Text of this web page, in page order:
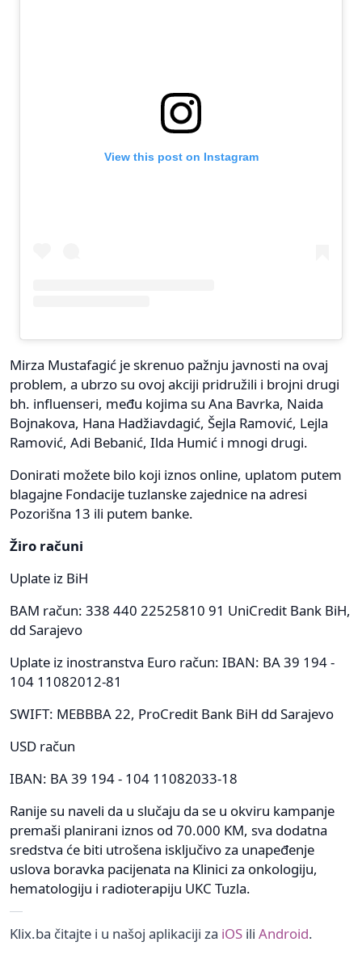
View this post on Instagram
Mirza Mustafagić je skrenuo pažnju javnosti na ovaj
problem, a ubrzo su ovoj akciji pridružili i brojni drugi
bh. influenseri, među kojima su Ana Bavrka, Naida
Bojnakova, Hana Hadžiavdagić, Šejla Ramović, Lejla
Ramović, Adi Bebanić, Ilda Humić i mnogi drugi.
Donirati možete bilo koji iznos online, uplatom putem
blagajne Fondacije tuzlanske zajednice na adresi
Pozorišna 13 ili putem banke.
Žiro računi
Uplate iz BiH
BAM račun: 338 440 22525810 91 UniCredit Bank BiH,
dd Sarajevo
Uplate iz inostranstva Euro račun: IBAN: BA 39 194 -
104 11082012-81
SWIFT: MEBBBA 22, ProCredit Bank BiH dd Sarajevo
USD račun
IBAN: BA 39 194 - 104 11082033-18
Ranije su naveli da u slučaju da se u okviru kampanje
premaši planirani iznos od 70.000 KM, sva dodatna
sredstva će biti utrošena isključivo za unapeđenje
uslova boravka pacijenata na Klinici za onkologiju,
hematologiju i radioterapiju UKC Tuzla.
Klix.ba čitajte i u našoj aplikaciji za iOS ili Android.